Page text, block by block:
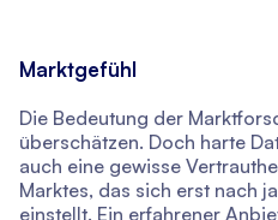
Marktgefühl
Die Bedeutung der
überschätzen. Doch harte
auch eine gewisse
Marktes, das sich erst nach
einstellt. Ein erfahrener